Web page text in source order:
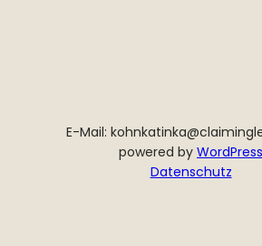
E-Mail:
powered by WordPress
Datenschutz